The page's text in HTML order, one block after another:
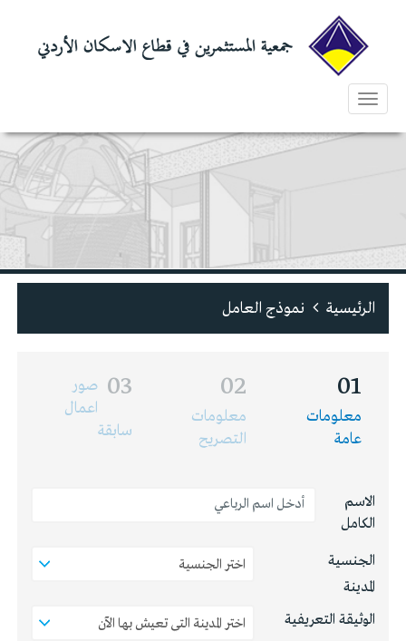
Toggle
navigation
الرئيسية نموذج العامل
01
معلومات
عامة
02
معلومات
التصريح
03 صور
اعمال
سابقة
الاسم
الكامل
الجنسية
المدينة
الوثيقة التعريفية